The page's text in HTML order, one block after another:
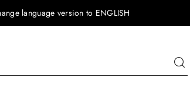
language version to ENGLISH